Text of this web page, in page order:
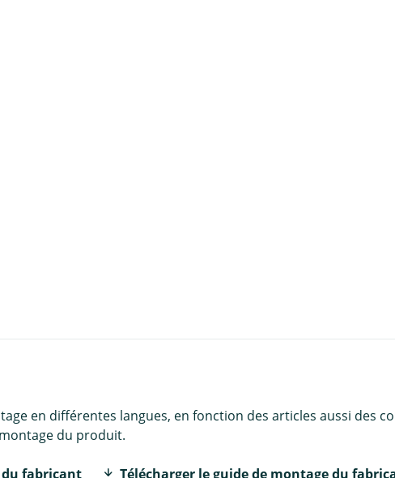
en différentes langues, en fonction des articles aussi des
du produit.
du fabricant Télécharger le guide de montage du